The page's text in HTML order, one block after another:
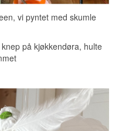
vi pyntet med skumle
på kjøkkendøra, hulte